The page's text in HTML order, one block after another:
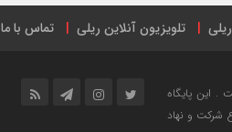
تلویزیون آنلاین ریلی تماس با ما
نمایشگاه حمل و نقل ریلی
است . این پایگاه
شرکت و نهاد